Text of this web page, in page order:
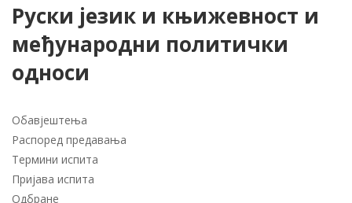
Руски језик и књижевност и
међународни политички
односи
Обавјештења
Распоред предавања
Термини испита
Пријава испита
Одбране